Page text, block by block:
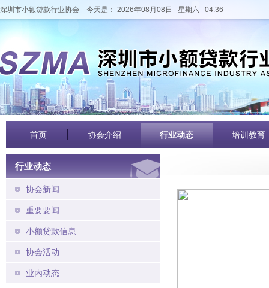
深圳市小额贷款行业协会 今天是： 2026年08月08日 星期六 04:36
首页 协会介绍 行业动态 培训教育
行业动态
协会新闻
重要要闻
小额贷款信息
协会活动
业内动态